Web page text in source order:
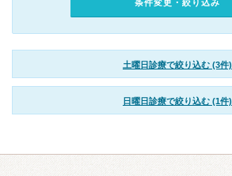
条件変更・絞り込み
土曜日診療で絞り込む (3件)
日曜日診療で絞り込む (1件)